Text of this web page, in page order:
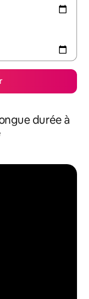
durée à